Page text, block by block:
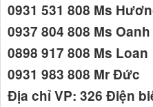
0931 531 808 Ms
0937 804 808 Ms Oanh
0898 917 808 Ms Loan
0931 983 808 Mr Đức
Địa chỉ VP: 326 Điện